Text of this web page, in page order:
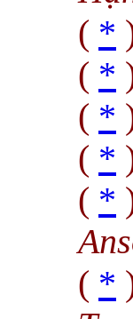
( *
( *
( *
( *
( *
( *